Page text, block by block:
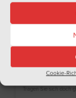
Cookie-
Haben Sie Lust auf
Tragen Sie sich doch